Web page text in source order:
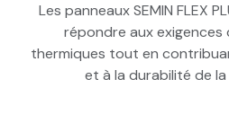
Les panneaux SEMIN FLEX
répondre aux exigences
thermiques tout en
et à la durabilité de